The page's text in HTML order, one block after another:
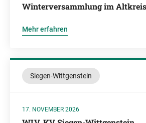
Winterversammlung im
Mehr erfahren
Siegen-Wittgenstein
17. NOVEMBER 2026